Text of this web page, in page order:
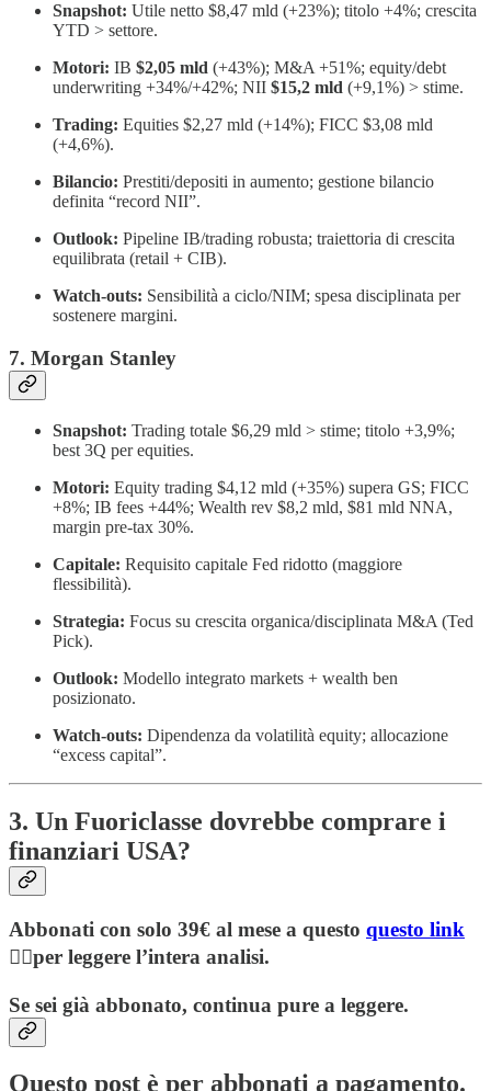
Snapshot: Utile netto $8,47 mld (+23%); titolo +4%; crescita
YTD > settore.
Motori: IB $2,05 mld (+43%); M&A +51%; equity/debt
underwriting +34%/+42%; NII $15,2 mld (+9,1%) > stime.
Trading: Equities $2,27 mld (+14%); FICC $3,08 mld
(+4,6%).
Bilancio: Prestiti/depositi in aumento; gestione bilancio
definita “record NII”.
Outlook: Pipeline IB/trading robusta; traiettoria di crescita
equilibrata (retail + CIB).
Watch-outs: Sensibilità a ciclo/NIM; spesa disciplinata per
sostenere margini.
7. Morgan Stanley
Snapshot: Trading totale $6,29 mld > stime; titolo +3,9%;
best 3Q per equities.
Motori: Equity trading $4,12 mld (+35%) supera GS; FICC
+8%; IB fees +44%; Wealth rev $8,2 mld, $81 mld NNA,
margin pre-tax 30%.
Capitale: Requisito capitale Fed ridotto (maggiore
flessibilità).
Strategia: Focus su crescita organica/disciplinata M&A (Ted
Pick).
Outlook: Modello integrato markets + wealth ben
posizionato.
Watch-outs: Dipendenza da volatilità equity; allocazione
“excess capital”.
3. Un Fuoriclasse dovrebbe comprare i
finanziari USA?
Abbonati con solo 39€ al mese a questo questo link
👈🏻per leggere l’intera analisi.
Se sei già abbonato, continua pure a leggere.
Questo post è per abbonati a pagamento.